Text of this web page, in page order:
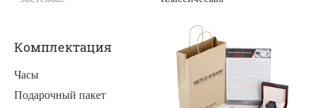
Комплектация
Часы
Подарочный пакет